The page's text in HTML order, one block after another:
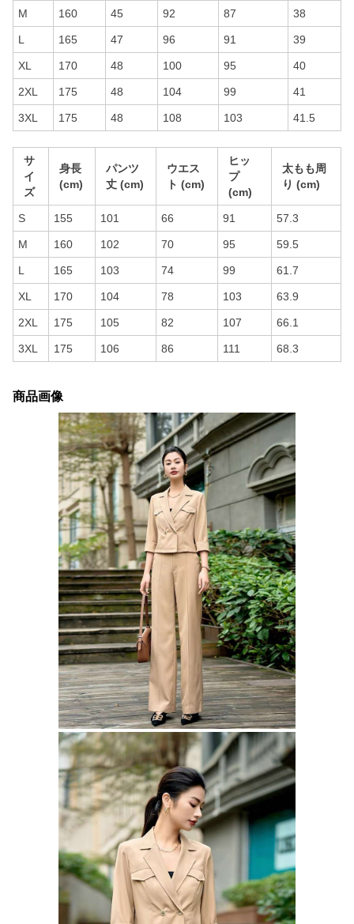
M 160 45 92 87 38
L 165 47 96 91 39
XL 170 48 100 95 40
2XL 175 48 104 99 41
3XL 175 48 108 103 41.5
サ
イ
ズ
身長
(cm)
パンツ
丈 (cm)
ウエス
ト (cm)
ヒッ
プ
(cm)
太もも周
り (cm)
S 155 101 66 91 57.3
M 160 102 70 95 59.5
L 165 103 74 99 61.7
XL 170 104 78 103 63.9
2XL 175 105 82 107 66.1
3XL 175 106 86 111 68.3
商品画像